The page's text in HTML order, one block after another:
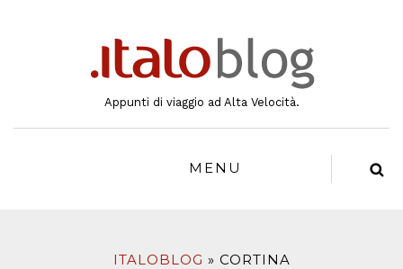
Appunti di viaggio ad Alta Velocità.
MENU
ITALOBLOG CORTINA